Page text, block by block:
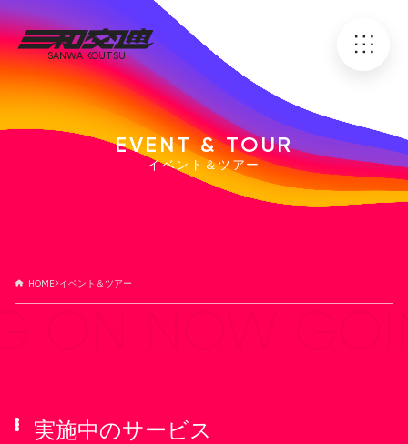
SANWA KOUTSU
EVENT & TOUR
イベント＆ツアー
HOME イベント＆ツアー
実施中のサービス